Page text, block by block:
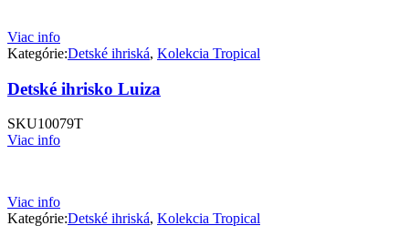
Viac info
Kategórie:Detské ihriská, Kolekcia Tropical
Detské ihrisko Luiza
SKU10079T
Viac info
Viac info
Kategórie:Detské ihriská, Kolekcia Tropical